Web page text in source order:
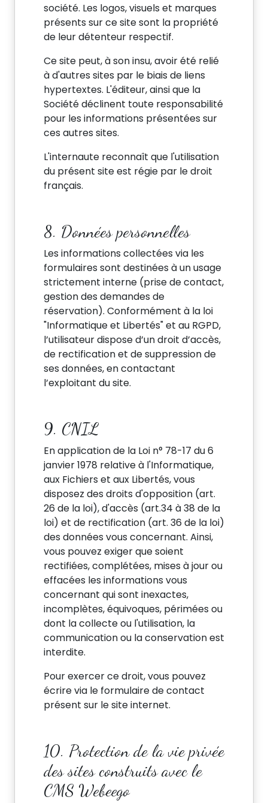
société. Les logos, visuels et marques
présents sur ce site sont la propriété
de leur détenteur respectif.
Ce site peut, à son insu, avoir été relié
à d'autres sites par le biais de liens
hypertextes. L'éditeur, ainsi que la
Société déclinent toute responsabilité
pour les informations présentées sur
ces autres sites.
L'internaute reconnaît que l'utilisation
du présent site est régie par le droit
français.
8. Données personnelles
Les informations collectées via les
formulaires sont destinées à un usage
strictement interne (prise de contact,
gestion des demandes de
réservation). Conformément à la loi
"Informatique et Libertés" et au RGPD,
l’utilisateur dispose d’un droit d’accès,
de rectification et de suppression de
ses données, en contactant
l’exploitant du site.
9. CNIL
En application de la Loi n° 78-17 du 6
janvier 1978 relative à l'Informatique,
aux Fichiers et aux Libertés, vous
disposez des droits d'opposition (art.
26 de la loi), d'accès (art.34 à 38 de la
loi) et de rectification (art. 36 de la loi)
des données vous concernant. Ainsi,
vous pouvez exiger que soient
rectifiées, complétées, mises à jour ou
effacées les informations vous
concernant qui sont inexactes,
incomplètes, équivoques, périmées ou
dont la collecte ou l'utilisation, la
communication ou la conservation est
interdite.
Pour exercer ce droit, vous pouvez
écrire via le formulaire de contact
présent sur le site internet.
10. Protection de la vie privée
des sites construits avec le
CMS Webeego